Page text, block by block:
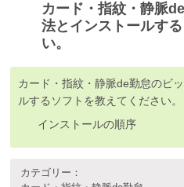
カード・指紋・静脈
法とインストールす
い。
カード・指紋・静脈de勤怠のビ
ルするソフトを教えてください。
インストールの順序
カテゴリー：